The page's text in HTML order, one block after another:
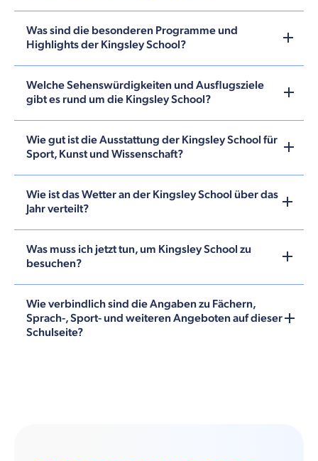
Was sind die besonderen Programme und
Highlights der Kingsley School?
Welche Sehenswürdigkeiten und Ausflugsziele
gibt es rund um die Kingsley School?
Wie gut ist die Ausstattung der Kingsley School für
Sport, Kunst und Wissenschaft?
Wie ist das Wetter an der Kingsley School über das
Jahr verteilt?
Was muss ich jetzt tun, um Kingsley School zu
besuchen?
Wie verbindlich sind die Angaben zu Fächern,
Sprach-, Sport- und weiteren Angeboten auf dieser
Schulseite?